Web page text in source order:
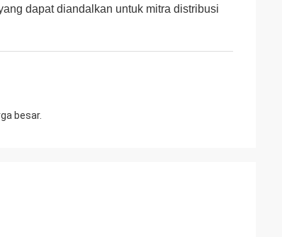
dapat diandalkan untuk mitra distribusi
besar.